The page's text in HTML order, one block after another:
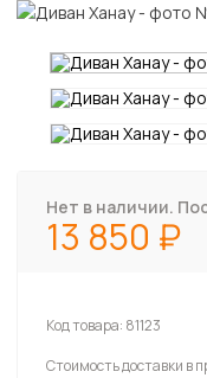
Нет в наличии.
13 850
Код товара: 81123
Стоимость доставки в